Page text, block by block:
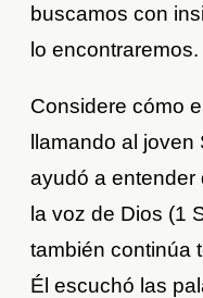
buscamos con
lo
Considere cómo
llamando al
ayudó a
la voz de Dios (1
también continúa
Él escuchó las